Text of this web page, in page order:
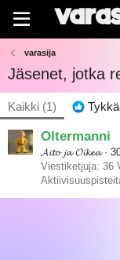
varasija
Jäsenet, jotka
Kaikki (1)
Oltermanni
𝓐𝓲𝓽𝓸 𝓳𝓪 𝓞𝓲𝓴𝓮𝓪 ·
Viestiketjuja 36